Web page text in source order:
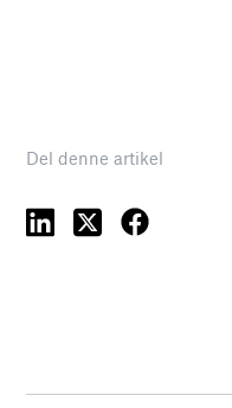
Del denne artikel